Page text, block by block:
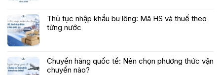
Thủ tục nhập khẩu bu lông: Mã HS và thuế theo
từng nước
Chuyển hàng quốc tế: Nên chọn phương thức vận
chuyển nào?